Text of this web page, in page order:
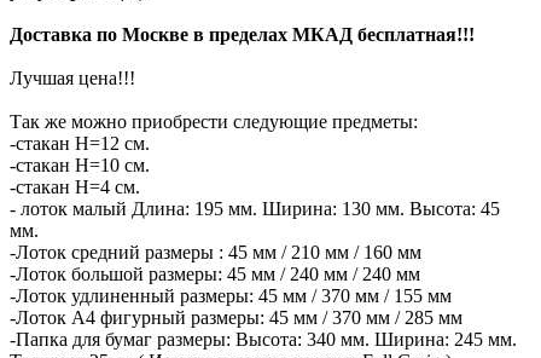
Доставка по Москве в пределах МКАД бесплатная!!!
Лучшая цена!!!
Так же можно приобрести следующие предметы:
-стакан H=12 см.
-стакан H=10 см.
-стакан H=4 см.
- лоток малый Длина: 195 мм. Ширина: 130 мм. Высота: 45
мм.
-Лоток средний размеры : 45 мм / 210 мм / 160 мм
-Лоток большой размеры: 45 мм / 240 мм / 240 мм
-Лоток удлиненный размеры: 45 мм / 370 мм / 155 мм
-Лоток А4 фигурный размеры: 45 мм / 370 мм / 285 мм
-Папка для бумаг размеры: Высота: 340 мм. Ширина: 245 мм.